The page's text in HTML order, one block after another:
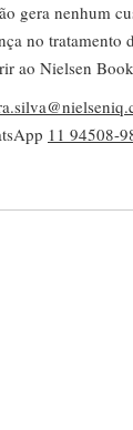
gera nenhum
no tratamento
ao Nielsen
11 94508-